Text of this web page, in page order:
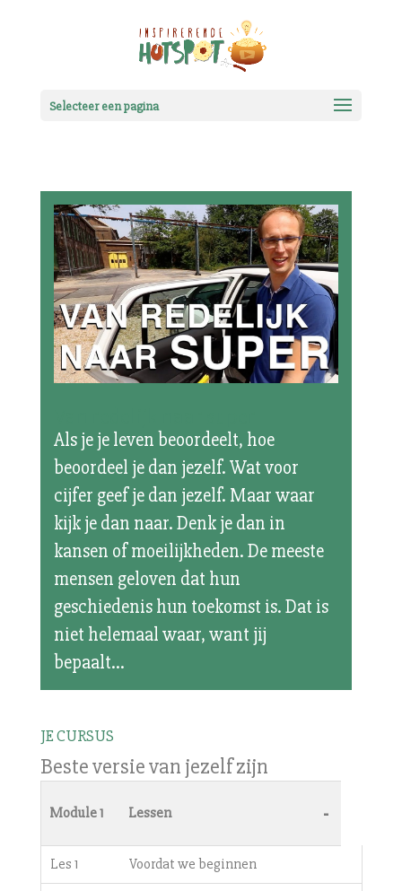
Selecteer een pagina
Als je je leven beoordeelt, hoe
beoordeel je dan jezelf. Wat voor
cijfer geef je dan jezelf. Maar waar
kijk je dan naar. Denk je dan in
kansen of moeilijkheden. De meeste
mensen geloven dat hun
geschiedenis hun toekomst is. Dat is
niet helemaal waar, want jij
bepaalt...
JE CURSUS
Beste versie van jezelf zijn
Module 1 Lessen -
Les 1 Voordat we beginnen